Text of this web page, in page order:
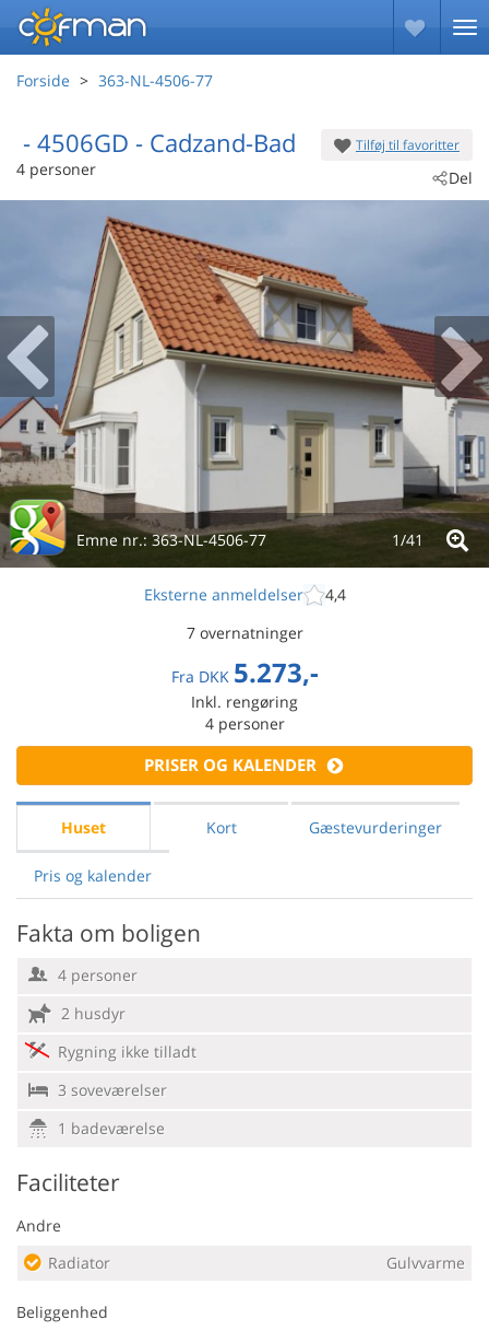
Forside 363-NL-4506-77
Tilføj til favoritter
Del
- 4506GD - Cadzand-Bad
4 personer
Emne nr.:363-NL-4506-77 1/41
Eksterne anmeldelser
4,4
7 overnatninger
Fra DKK 5.273,-
Inkl. rengøring
4 personer
PRISER OG KALENDER
Huset Kort Gæstevurderinger
Pris og kalender
Fakta om boligen
4 personer
2 husdyr
Rygning ikke tilladt
3 soveværelser
1 badeværelse
Faciliteter
Andre
Radiator
Gulvvarme
Beliggenhed